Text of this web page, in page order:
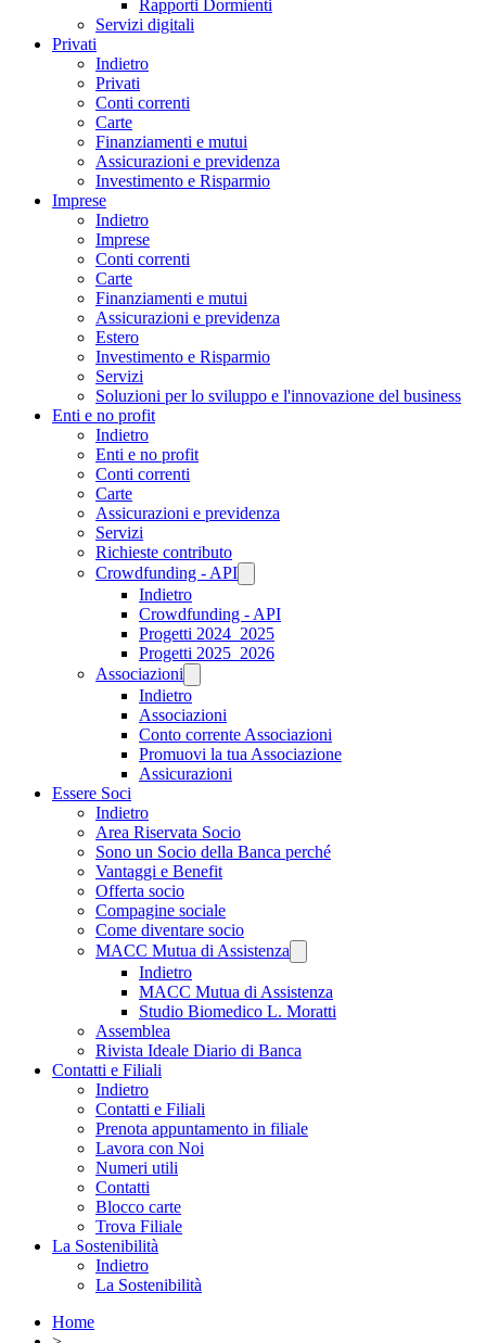
Rapporti Dormienti
Servizi digitali
Privati
Indietro
Privati
Conti correnti
Carte
Finanziamenti e mutui
Assicurazioni e previdenza
Investimento e Risparmio
Imprese
Indietro
Imprese
Conti correnti
Carte
Finanziamenti e mutui
Assicurazioni e previdenza
Estero
Investimento e Risparmio
Servizi
Soluzioni per lo sviluppo e l'innovazione del business
Enti e no profit
Indietro
Enti e no profit
Conti correnti
Carte
Assicurazioni e previdenza
Servizi
Richieste contributo
Crowdfunding - API
Indietro
Crowdfunding - API
Progetti 2024_2025
Progetti 2025_2026
Associazioni
Indietro
Associazioni
Conto corrente Associazioni
Promuovi la tua Associazione
Assicurazioni
Essere Soci
Indietro
Area Riservata Socio
Sono un Socio della Banca perché
Vantaggi e Benefit
Offerta socio
Compagine sociale
Come diventare socio
MACC Mutua di Assistenza
Indietro
MACC Mutua di Assistenza
Studio Biomedico L. Moratti
Assemblea
Rivista Ideale Diario di Banca
Contatti e Filiali
Indietro
Contatti e Filiali
Prenota appuntamento in filiale
Lavora con Noi
Numeri utili
Contatti
Blocco carte
Trova Filiale
La Sostenibilità
Indietro
La Sostenibilità
Home